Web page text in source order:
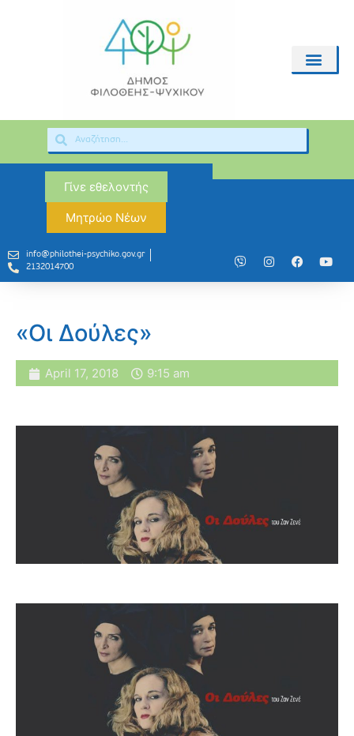
Γίνε εθελοντής
Μητρώο Νέων
info@philothei-psychiko.gov.gr
2132014700
«Οι Δούλες»
April 17, 2018 9:15 am